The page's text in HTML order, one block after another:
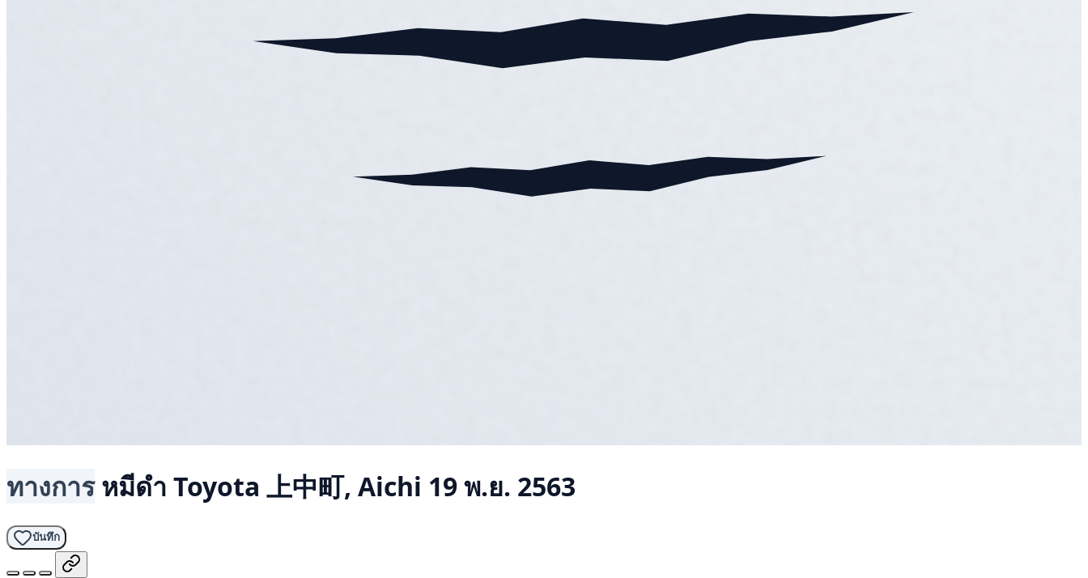
ทางการ หมีดำ Toyota 上中町, Aichi 19 พ.ย. 2563
บันทึก